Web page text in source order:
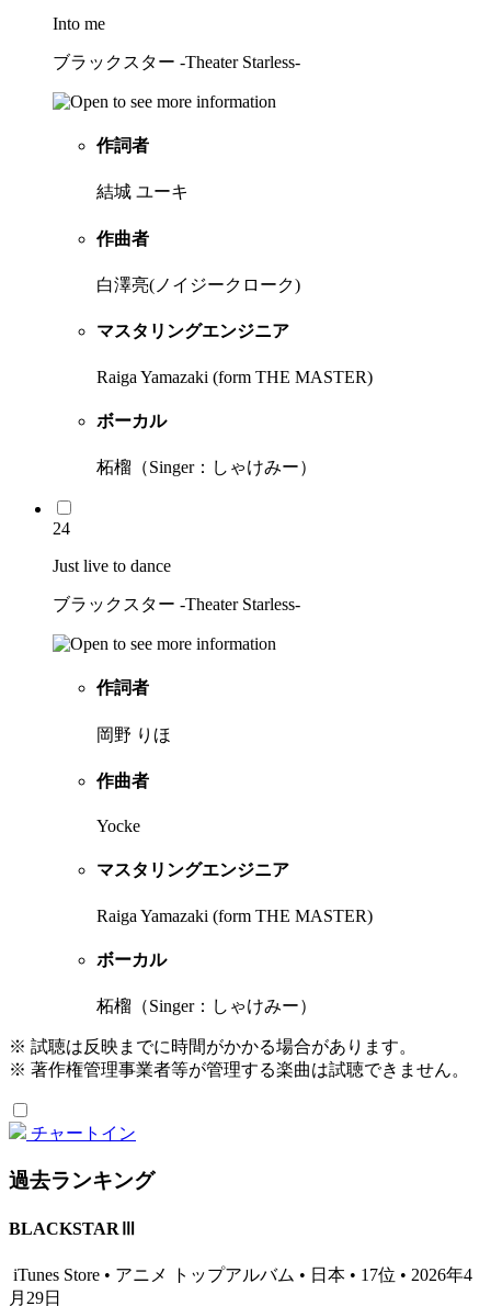
Into me
ブラックスター -Theater Starless-
作詞者
結城 ユーキ
作曲者
白澤亮(ノイジークローク)
マスタリングエンジニア
Raiga Yamazaki (form THE MASTER)
ボーカル
柘榴（Singer：しゃけみー）
24
Just live to dance
ブラックスター -Theater Starless-
作詞者
岡野 りほ
作曲者
Yocke
マスタリングエンジニア
Raiga Yamazaki (form THE MASTER)
ボーカル
柘榴（Singer：しゃけみー）
※ 試聴は反映までに時間がかかる場合があります。
※ 著作権管理事業者等が管理する楽曲は試聴できません。
チャートイン
過去ランキング
BLACKSTARⅢ
iTunes Store • アニメ トップアルバム • 日本 • 17位 • 2026年4
月29日